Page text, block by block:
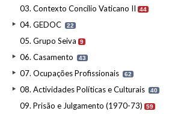
03. Contexto Concílio Vaticano II 44
04. GEDOC 22
05. Grupo Seiva 9
06. Casamento 43
07. Ocupações Profissionais 62
08. Actividades Políticas e Culturais 40
09. Prisão e Julgamento (1970-73) 59